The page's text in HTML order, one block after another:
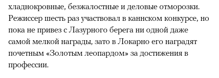
хладнокровные, безжалостные и деловые отморозки.
Режиссер шесть раз участвовал в каннском конкурсе, но
пока не привез с Лазурного берега ни одной даже
самой мелкой награды, зато в Локарно его наградят
почетным «Золотым леопардом» за достижения в
профессии.